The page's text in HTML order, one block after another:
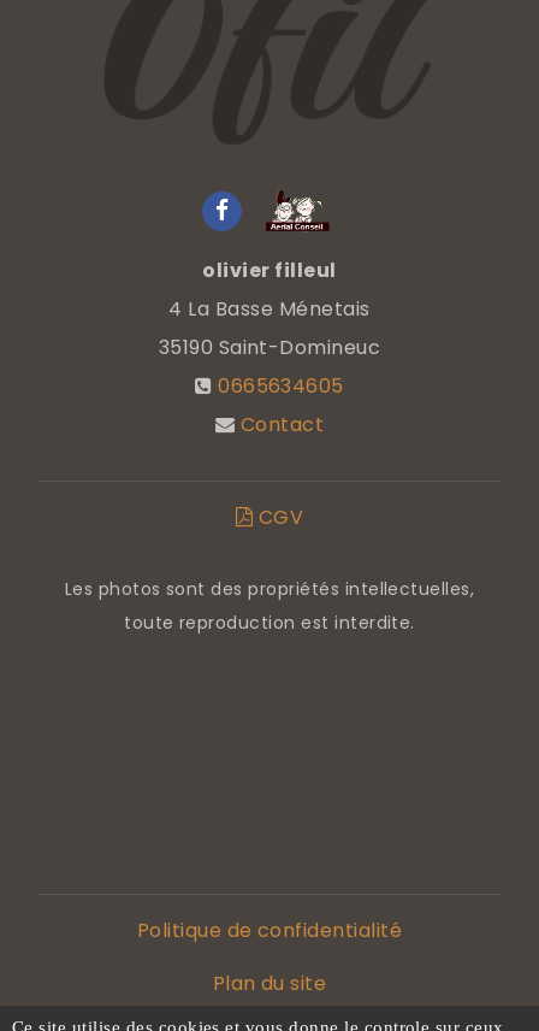
olivier filleul
4 La Basse Ménetais
35190 Saint-Domineuc
0665634605
Contact
CGV
Les photos sont des propriétés intellectuelles,
toute reproduction est interdite.
Politique de confidentialité
Plan du site